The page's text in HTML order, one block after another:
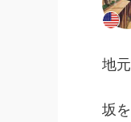
地
坂